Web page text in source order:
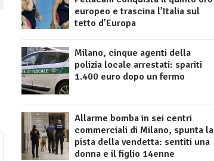
europeo e trascina l’Italia sul
tetto d’Europa
Milano, cinque agenti della
polizia locale arrestati: spariti
1.400 euro dopo un fermo
Allarme bomba in sei centri
commerciali di Milano, spunta la
pista della vendetta: sentiti una
donna e il figlio 14enne